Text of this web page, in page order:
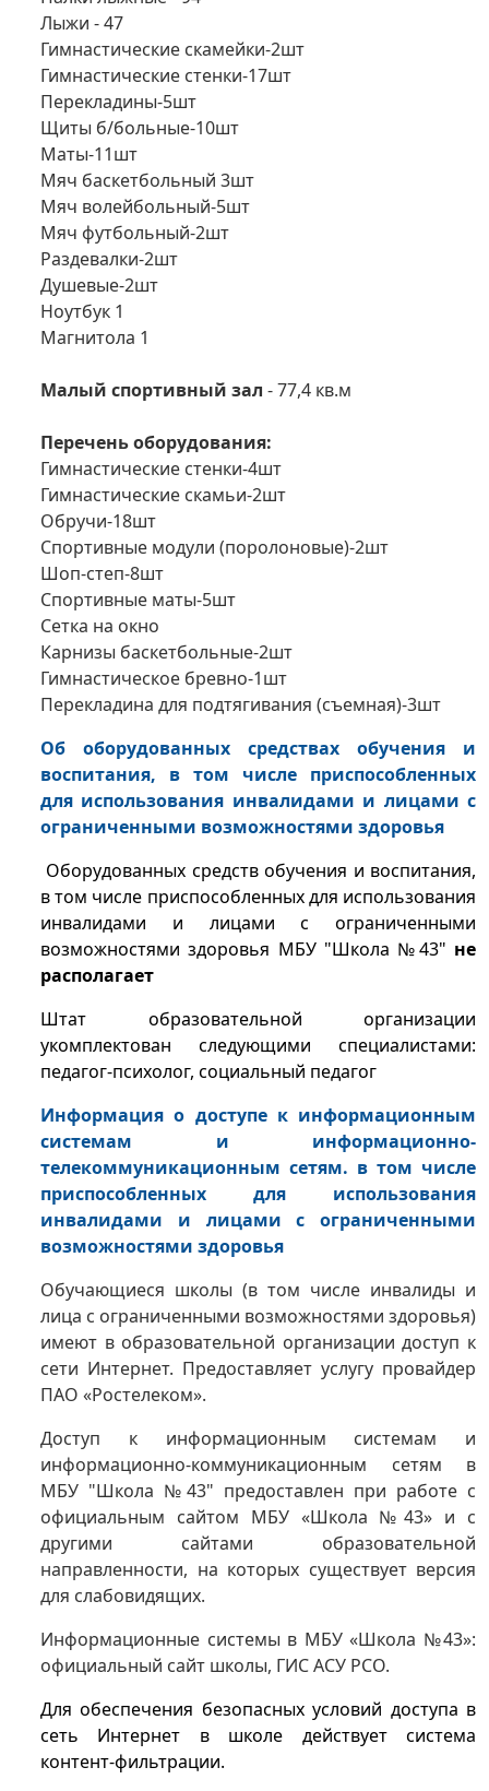
Лыжи - 47
Гимнастические скамейки-2шт
Гимнастические стенки-17шт
Перекладины-5шт
Щиты б/больные-10шт
Маты-11шт
Мяч баскетбольный 3шт
Мяч волейбольный-5шт
Мяч футбольный-2шт
Раздевалки-2шт
Душевые-2шт
Ноутбук 1
Магнитола 1
Малый спортивный зал - 77,4 кв.м
Перечень оборудования:
Гимнастические стенки-4шт
Гимнастические скамьи-2шт
Обручи-18шт
Спортивные модули (поролоновые)-2шт
Шоп-степ-8шт
Спортивные маты-5шт
Сетка на окно
Карнизы баскетбольные-2шт
Гимнастическое бревно-1шт
Перекладина для подтягивания (съемная)-3шт
Об оборудованных средствах обучения и
воспитания, в том числе приспособленных
для использования инвалидами и лицами с
ограниченными возможностями здоровья
Оборудованных средств обучения и воспитания,
в том числе приспособленных для использования
инвалидами и лицами с ограниченными
возможностями здоровья МБУ "Школа №43" не
располагает
Штат образовательной организации
укомплектован следующими специалистами:
педагог-психолог, социальный педагог
Информация о доступе к информационным
системам и информационно-
телекоммуникационным сетям. в том числе
приспособленных для использования
инвалидами и лицами с ограниченными
возможностями здоровья
Обучающиеся школы (в том числе инвалиды и
лица с ограниченными возможностями здоровья)
имеют в образовательной организации доступ к
сети Интернет. Предоставляет услугу провайдер
ПАО «Ростелеком».
Доступ к информационным системам и
информационно-коммуникационным сетям в
МБУ "Школа №43" предоставлен при работе с
официальным сайтом МБУ «Школа №43» и с
другими сайтами образовательной
направленности, на которых существует версия
для слабовидящих.
Информационные системы в МБУ «Школа №43»:
официальный сайт школы, ГИС АСУ РСО.
Для обеспечения безопасных условий доступа в
сеть Интернет в школе действует система
контент-фильтрации.